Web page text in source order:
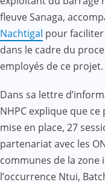
fleuve Sanaga,
Nachtigal pour
dans le cadre du
employés de ce projet.
Dans sa lettre
NHPC explique que
mise en place, 27
partenariat avec les
communes de la
l’occurrence Ntui,